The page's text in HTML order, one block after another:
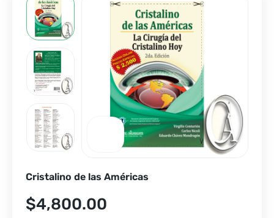
Cristalino de las Américas
$4,800.00